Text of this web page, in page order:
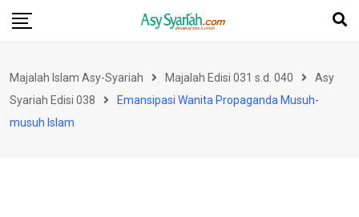
Skip
Majalah Islam Asy-Syariah Majalah Edisi 031 s.d. 040
Asy
Syariah Edisi 038
Emansipasi Wanita Propaganda Musuh-
musuh Islam